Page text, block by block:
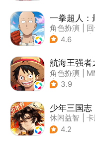
一拳超人：
角色扮演
| 动漫改编
4.6
航海王强者
角色扮演
| 奇幻
3.9
少年三国志
休闲益智
| 少年三国志
4.2